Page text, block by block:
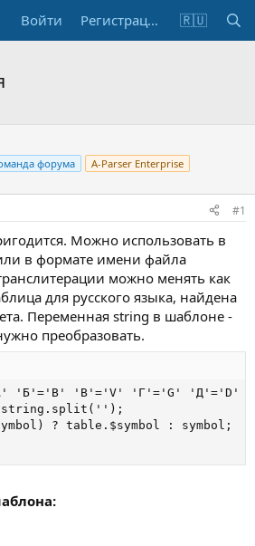
Войти Регистрация 🇷🇺
форума A-Parser Enterprise
#1
Можно использовать в
в формате имени файла
можно менять как
для русского языка, найдена
Переменная string в шаблоне -
преобразовать.
'Б'='B' 'В'='V' 'Г'='G'
IN string.split('');
? table.$symbol : symbol;